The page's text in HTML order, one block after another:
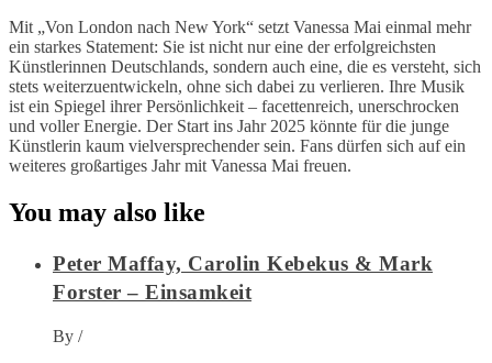
Mit „Von London nach New York“ setzt Vanessa Mai einmal mehr
ein starkes Statement: Sie ist nicht nur eine der erfolgreichsten
Künstlerinnen Deutschlands, sondern auch eine, die es versteht, sich
stets weiterzuentwickeln, ohne sich dabei zu verlieren. Ihre Musik
ist ein Spiegel ihrer Persönlichkeit – facettenreich, unerschrocken
und voller Energie. Der Start ins Jahr 2025 könnte für die junge
Künstlerin kaum vielversprechender sein. Fans dürfen sich auf ein
weiteres großartiges Jahr mit Vanessa Mai freuen.
You may also like
Peter Maffay, Carolin Kebekus & Mark
Forster – Einsamkeit
By /